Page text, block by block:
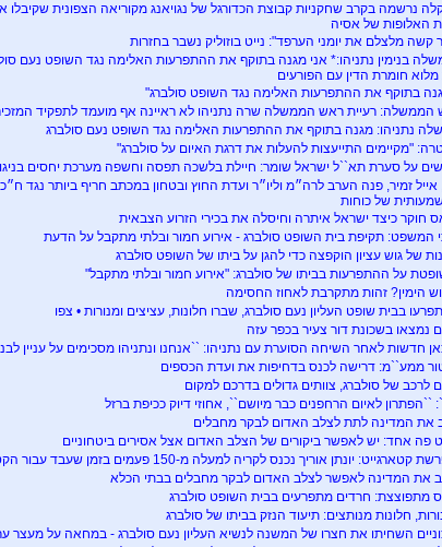
נרשמה בקרב שחקניות קבוצת הכדורגל של נגויאנג מקוריאה הצפונית שקיבלו
האלופות של אסיה
קשה מלצלם את יומני הערפד": נייט בוזוליק נשבר בחזרות
בנימין נתניהו:* אני מגנה בתוקף את ההתפרעות האלימה נגד השופט נעם
חומרת הדין עם הפורעים
בתוקף את ההתפרעות האלימה נגד השופט סולברג"
רעיית ראש הממשלה שרה נתניהו לא ראיינה אף מועמד לתפקיד
נתניהו: מגנה בתוקף את ההתפרעות האלימה נגד השופט נעם סולברג
"מקיימים התייעצות להעלות את דרגת האיום על סולברג"
על סערת תא``ל ישראל שומר: חיילת בלשכה תפסה וחשפה מערכת יחסים בניגוד
זמיר, פנה הערב לרה״מ וליו״ר ועדת החוץ ובטחון במכתב חריף ביותר נגד ח״כ
של כוחות
חוקר כיצד ישראל איתרה וחיסלה את בכירי הזרוע הצבאית
המשפט: תקיפת בית השופט סולברג - אירוע חמור ובלתי מתקבל על הדעת
של גוש עציון הוקפצה כדי להגן על ביתו של השופט סולברג
על ההתפרעות בביתו של סולברג: "אירוע חמור ובלתי מתקבל"
הימין? זהות מתקרבת לאחוז החסימה
בבית שופט העליון נעם סולברג, שברו חלונות, עציצים ומנורות • צפו
נמצאו בשכונת דור צעיר בכפר עזה
חדשות לאחר השיחה הסוערת עם נתניהו: ``אנחנו ונתניהו מסכימים על עניין
ממע``מ: דרישה לכנס בדחיפות את ועדת הכספים
לרכב של סולברג, צוותים גדולים בדרכם למקום
``הפתרון לאיום הרחפנים כבר מיושם``, אחוזי דיוק ככיפת ברזל
את המדינה לתת לצלב האדום לבקר מחבלים
פה אחד: יש לאפשר ביקורים של הצלב האדום אצל אסירים ביטחוניים
יונתן אוריך נכנס לקריה למעלה מ-150 פעמים בזמן שעבד עבור הקטארים
את המדינה לאפשר לצלב האדום לבקר מחבלים בבתי הכלא
מתפוצצת: חרדים מתפרעים בבית השופט סולברג
חלונות מנותצים: תיעוד הנזק בביתו של סולברג
השחיתו את חצרו של המשנה לנשיא העליון נעם סולברג - במחאה על מעצר